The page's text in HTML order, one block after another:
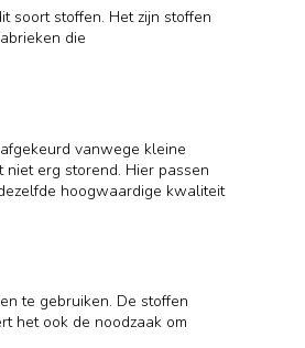
soort stoffen. Het zijn stoffen
die
vanwege kleine
erg storend. Hier passen
hoogwaardige kwaliteit
te gebruiken. De stoffen
het ook de noodzaak om